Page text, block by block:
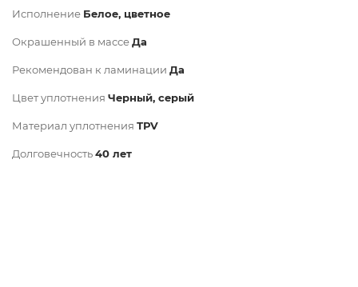
Исполнение Белое, цветное
Окрашенный в массеДа
Рекомендован к ламинации Да
Цвет уплотнения Черный, серый
Материал уплотнения ТРV
Долговечность40 лет